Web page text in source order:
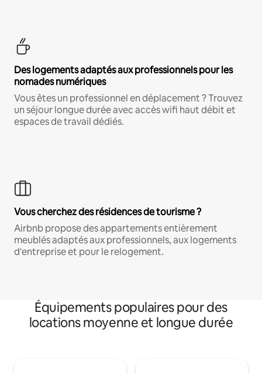
Des logements adaptés aux professionnels pour les
nomades numériques
Vous êtes un professionnel en déplacement ? Trouvez
un séjour longue durée avec accès wifi haut débit et
espaces de travail dédiés.
Vous cherchez des résidences de tourisme ?
Airbnb propose des appartements entièrement
meublés adaptés aux professionnels, aux logements
d'entreprise et pour le relogement.
Équipements populaires pour des
locations moyenne et longue durée